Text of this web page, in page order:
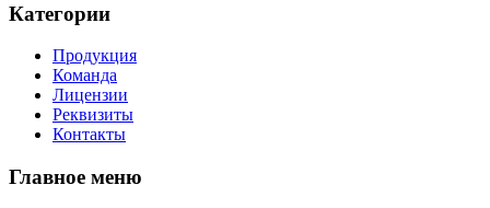
Категории
Продукция
Команда
Лицензии
Реквизиты
Контакты
Главное меню